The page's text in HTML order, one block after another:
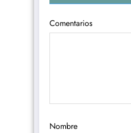
Comentarios
Nombre